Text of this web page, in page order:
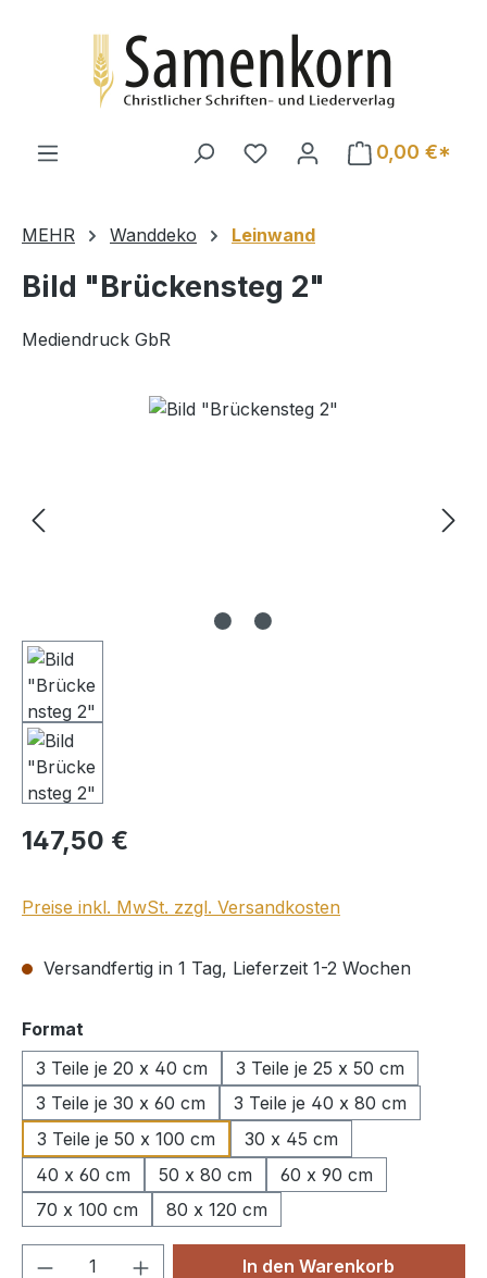
0,00 €*
MEHR Wanddeko Leinwand
Bild "Brückensteg 2"
Mediendruck GbR
Bildergalerie überspringen
Regulärer Preis:
147,50 €
Preise inkl. MwSt. zzgl. Versandkosten
Versandfertig in 1 Tag, Lieferzeit 1-2 Wochen
Format
3 Teile je 20 x 40 cm
3 Teile je 25 x 50 cm
3 Teile je 30 x 60 cm
3 Teile je 40 x 80 cm
3 Teile je 50 x 100 cm
30 x 45 cm
40 x 60 cm
50 x 80 cm
60 x 90 cm
70 x 100 cm
80 x 120 cm
Produkt Anzahl: Gib denIn den Warenkorb